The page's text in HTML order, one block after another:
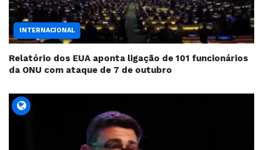
INTERNACIONAL
Relatório dos EUA aponta ligação de 101 funcionários
da ONU com ataque de 7 de outubro